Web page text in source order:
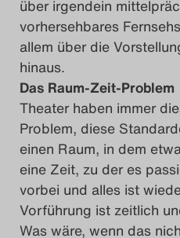
über irgendein
vorhersehbares
allem über die
hinaus.
Das Raum-Zeit-Problem
Theater haben immer
Problem, diese
einen Raum, in dem
eine Zeit, zu der es
vorbei und alles ist
Vorführung ist zeitlich
Was wäre, wenn das